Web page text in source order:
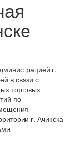
г.
в связи с
торговых
по
г. Ачинска